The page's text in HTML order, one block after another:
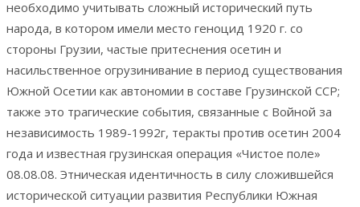
необходимо учитывать сложный исторический путь
народа, в котором имели место геноцид 1920 г. со
стороны Грузии, частые притеснения осетин и
насильственное огрузинивание в период существования
Южной Осетии как автономии в составе Грузинской ССР;
также это трагические события, связанные с Войной за
независимость 1989-1992г, теракты против осетин 2004
года и известная грузинская операция «Чистое поле»
08.08.08. Этническая идентичность в силу сложившейся
исторической ситуации развития Республики Южная